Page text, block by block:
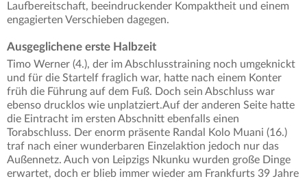
Laufbereitschaft, beeindruckender Kompaktheit und einem
engagierten Verschieben dagegen.
Ausgeglichene erste Halbzeit
Timo Werner (4.), der im Abschlusstraining noch umgeknickt
und für die Startelf fraglich war, hatte nach einem Konter
früh die Führung auf dem Fuß. Doch sein Abschluss war
ebenso drucklos wie unplatziert.Auf der anderen Seite hatte
die Eintracht im ersten Abschnitt ebenfalls einen
Torabschluss. Der enorm präsente Randal Kolo Muani (16.)
traf nach einer wunderbaren Einzelaktion jedoch nur das
Außennetz. Auch von Leipzigs Nkunku wurden große Dinge
erwartet, doch er blieb immer wieder am Frankfurts 39 Jahre